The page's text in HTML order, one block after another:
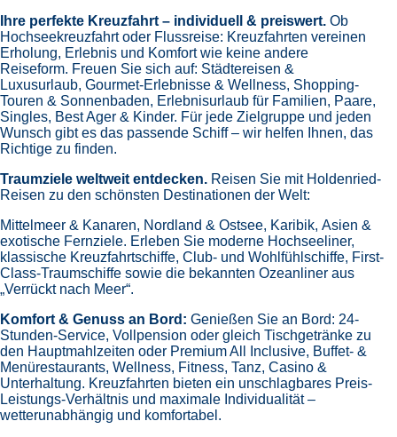
Ihre perfekte Kreuzfahrt – individuell & preiswert. Ob
Hochseekreuzfahrt oder Flussreise: Kreuzfahrten vereinen
Erholung, Erlebnis und Komfort wie keine andere
Reiseform. Freuen Sie sich auf: Städtereisen &
Luxusurlaub, Gourmet-Erlebnisse & Wellness, Shopping-
Touren & Sonnenbaden, Erlebnisurlaub für Familien, Paare,
Singles, Best Ager & Kinder. Für jede Zielgruppe und jeden
Wunsch gibt es das passende Schiff – wir helfen Ihnen, das
Richtige zu finden.
Traumziele weltweit entdecken. Reisen Sie mit Holdenried-
Reisen zu den schönsten Destinationen der Welt:
Mittelmeer & Kanaren, Nordland & Ostsee, Karibik, Asien &
exotische Fernziele. Erleben Sie moderne Hochseeliner,
klassische Kreuzfahrtschiffe, Club- und Wohlfühlschiffe, First-
Class-Traumschiffe sowie die bekannten Ozeanliner aus
„Verrückt nach Meer“.
Komfort & Genuss an Bord: Genießen Sie an Bord: 24-
Stunden-Service, Vollpension oder gleich Tischgetränke zu
den Hauptmahlzeiten oder Premium All Inclusive, Buffet- &
Menürestaurants, Wellness, Fitness, Tanz, Casino &
Unterhaltung. Kreuzfahrten bieten ein unschlagbares Preis-
Leistungs-Verhältnis und maximale Individualität –
wetterunabhängig und komfortabel.